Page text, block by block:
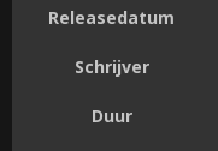
Releasedatum
Schrijver
Duur